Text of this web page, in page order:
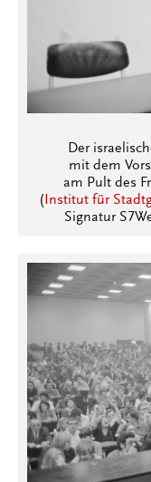
Der
mit dem
am Pult des
( Institut für
Signatur